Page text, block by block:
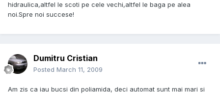
hidraulica,altfel le scoti pe cele vechi,altfel le baga pe alea
noi.Spre noi succese!
Dumitru Cristian
Posted March 11, 2009
Am zis ca iau bucsi din poliamida, deci automat sunt mai mari si